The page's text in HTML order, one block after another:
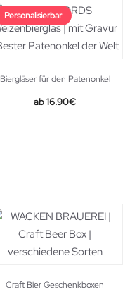
Personalisierbar
Biergläser für den Patenonkel
16.90€
Craft Bier Geschenkboxen